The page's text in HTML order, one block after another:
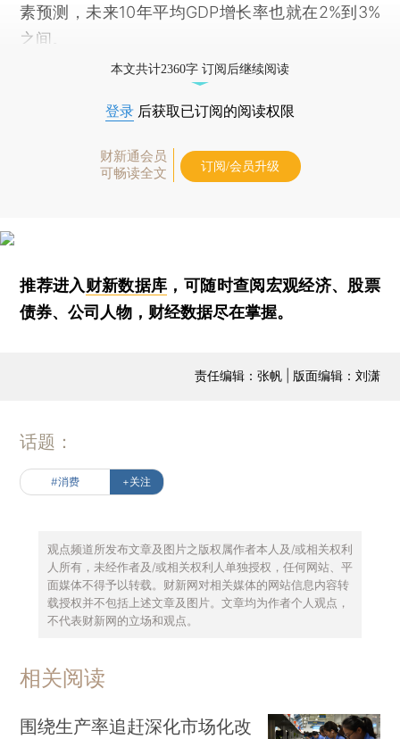
素预测，未来10年平均GDP增长率也就在2%到3%
之间。
本文共计2360字 订阅后继续阅读
登录 后获取已订阅的阅读权限
财新通会员
可畅读全文
订阅/会员升级
推荐进入财新数据库 ，可随时查阅宏观经济、股票
债券、公司人物，财经数据尽在掌握。
责任编辑：张帆 | 版面编辑：刘潇
话题：
#消费 +关注
观点频道所发布文章及图片之版权属作者本人及/或相关权利
人所有，未经作者及/或相关权利人单独授权，任何网站、平
面媒体不得予以转载。财新网对相关媒体的网站信息内容转
载授权并不包括上述文章及图片。文章均为作者个人观点，
不代表财新网的立场和观点。
相关阅读
围绕生产率追赶深化市场化改